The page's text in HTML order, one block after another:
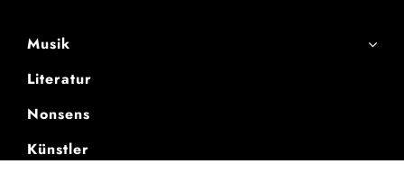
Musik
Literatur
Nonsens
Künstler